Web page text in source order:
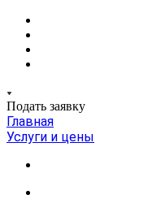
Подать заявку
Главная
Услуги и цены